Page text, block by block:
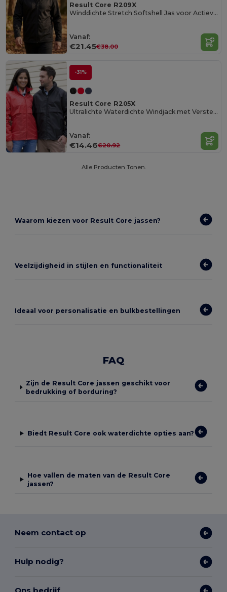
Result Core R209X
Winddichte Stretch Softshell Jas voor Actieve Dagen
Vanaf:
€21.45€38.00
-31%
Result Core R205X
Ultralichte Waterdichte Windjack met Verstelbare Capuchon
Vanaf:
€14.46€20.92
Alle Producten Tonen.
Waarom kiezen voor Result Core jassen?
Veelzijdigheid in stijlen en functionaliteit
Ideaal voor personalisatie en bulkbestellingen
FAQ
Zijn de Result Core jassen geschikt voor
bedrukking of borduring?
Biedt Result Core ook waterdichte opties aan?
Hoe vallen de maten van de Result Core
jassen?
Neem contact op
Hulp nodig?